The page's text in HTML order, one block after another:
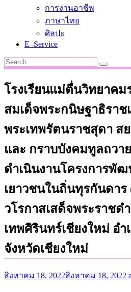
การงานอาชีพ
ภาษาไทย
ศิลปะ
E–Service
โรงเรียนแม่ตื่นวิทยาคม
สมเด็จพระกนิษฐาธิราช
พระเทพรัตนราชสุดา ส
และ กราบบังคมทูลถวา
ดำเนินงานโครงการพัฒ
เยาวชนในถิ่นทุรกันดาร
วโรกาสเสด็จพระราชด
เทพศิรินทร์เชียงใหม่ อำ
จังหวัดเชียงใหม่
สิงหาคม 18, 2022สิงหาคม 18, 2022